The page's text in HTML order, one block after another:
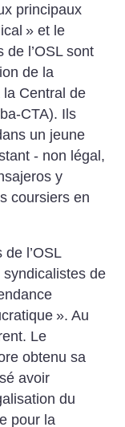
principaux
» et le
de l’OSL sont
de la
la Central de
CTA). Ils
un jeune
- non légal,
y
coursiers en
l’OSL
syndicalistes de
». Au
Le
obtenu sa
avoir
du
pour la